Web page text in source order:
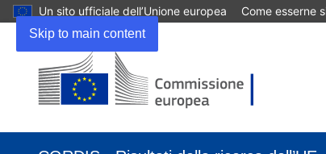
Skip to main content
Un sito ufficiale dell’Unione europea Come esserne